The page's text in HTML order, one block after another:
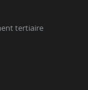
tertiaire